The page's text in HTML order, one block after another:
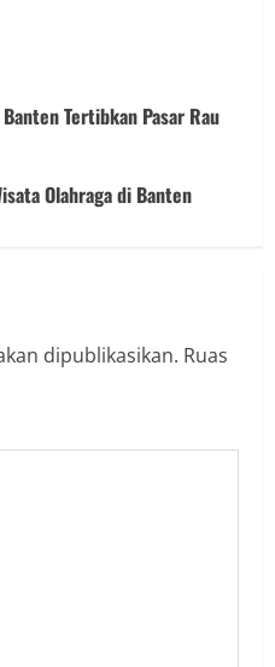
Tertibkan Pasar Rau
Olahraga di Banten
dipublikasikan. Ruas